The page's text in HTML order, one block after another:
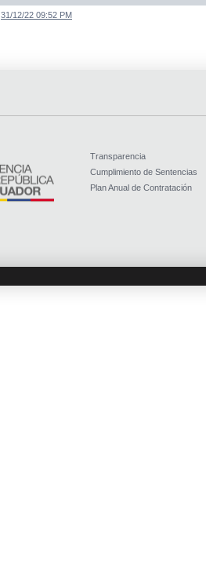
31/12/22 09:52 PM
Transparencia
Cumplimiento de Sentencias
Plan Anual de Contratación